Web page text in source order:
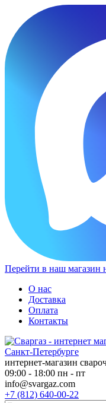
Перейти в наш магазин
О нас
Доставка
Оплата
Контакты
интернет-магазин
09:00 - 18:00 пн - пт
info@svargaz.com
+7 (812) 640-00-22